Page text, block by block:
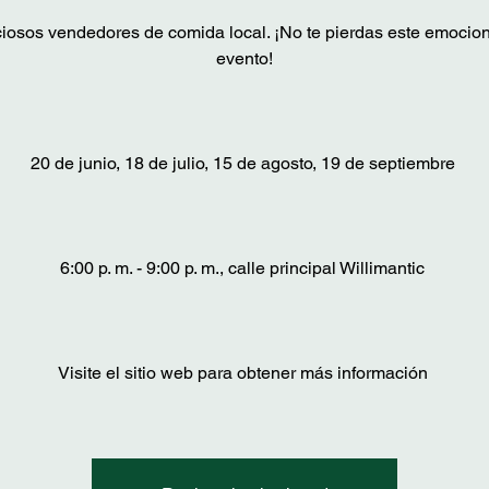
vendedores de comida local. ¡No te pierdas este
evento!
20 de junio, 18 de julio, 15 de agosto, 19 de septiembre
6:00 p. m. - 9:00 p. m., calle principal Willimantic
Visite el sitio web para obtener más información